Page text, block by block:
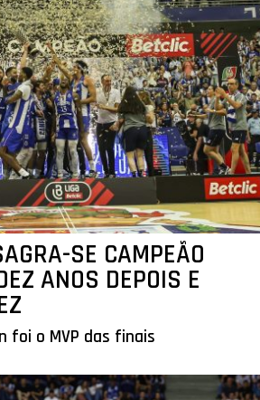
SE CAMPEÃO
ANOS DEPOIS E
foi o MVP das finais